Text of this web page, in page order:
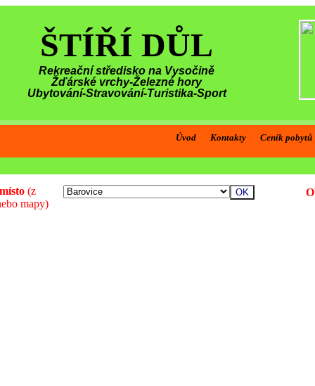
ŠTÍŘÍ DŮL
Rekreační středisko na Vysočině
Žďárské vrchy-Železné hory
Ubytování-Stravování-Turistika-Sport
Úvod Kontakty Ceník pobytů